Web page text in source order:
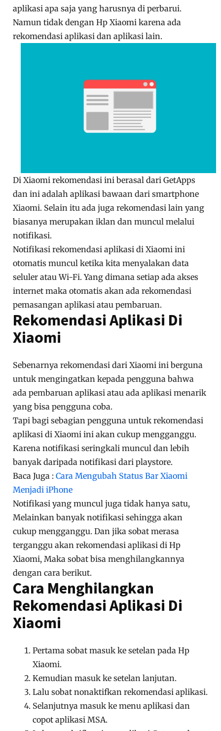
aplikasi apa saja yang harusnya di perbarui.
Namun tidak dengan Hp Xiaomi karena ada
rekomendasi aplikasi dan aplikasi lain.
Di Xiaomi rekomendasi ini berasal dari GetApps
dan ini adalah aplikasi bawaan dari smartphone
Xiaomi. Selain itu ada juga rekomendasi lain yang
biasanya merupakan iklan dan muncul melalui
notifikasi.
Notifikasi rekomendasi aplikasi di Xiaomi ini
otomatis muncul ketika kita menyalakan data
seluler atau Wi-Fi. Yang dimana setiap ada akses
internet maka otomatis akan ada rekomendasi
pemasangan aplikasi atau pembaruan.
Rekomendasi Aplikasi Di
Xiaomi
Sebenarnya rekomendasi dari Xiaomi ini berguna
untuk mengingatkan kepada pengguna bahwa
ada pembaruan aplikasi atau ada aplikasi menarik
yang bisa pengguna coba.
Tapi bagi sebagian pengguna untuk rekomendasi
aplikasi di Xiaomi ini akan cukup mengganggu.
Karena notifikasi seringkali muncul dan lebih
banyak daripada notifikasi dari playstore.
Baca Juga :Cara Mengubah Status Bar Xiaomi
Menjadi iPhone
Notifikasi yang muncul juga tidak hanya satu,
Melainkan banyak notifikasi sehingga akan
cukup mengganggu. Dan jika sobat merasa
terganggu akan rekomendasi aplikasi di Hp
Xiaomi, Maka sobat bisa menghilangkannya
dengan cara berikut.
Cara Menghilangkan
Rekomendasi Aplikasi Di
Xiaomi
Pertama sobat masuk ke setelan pada Hp
Xiaomi.
Kemudian masuk ke setelan lanjutan.
Lalu sobat nonaktifkan rekomendasi aplikasi.
Selanjutnya masuk ke menu aplikasi dan
copot aplikasi MSA.